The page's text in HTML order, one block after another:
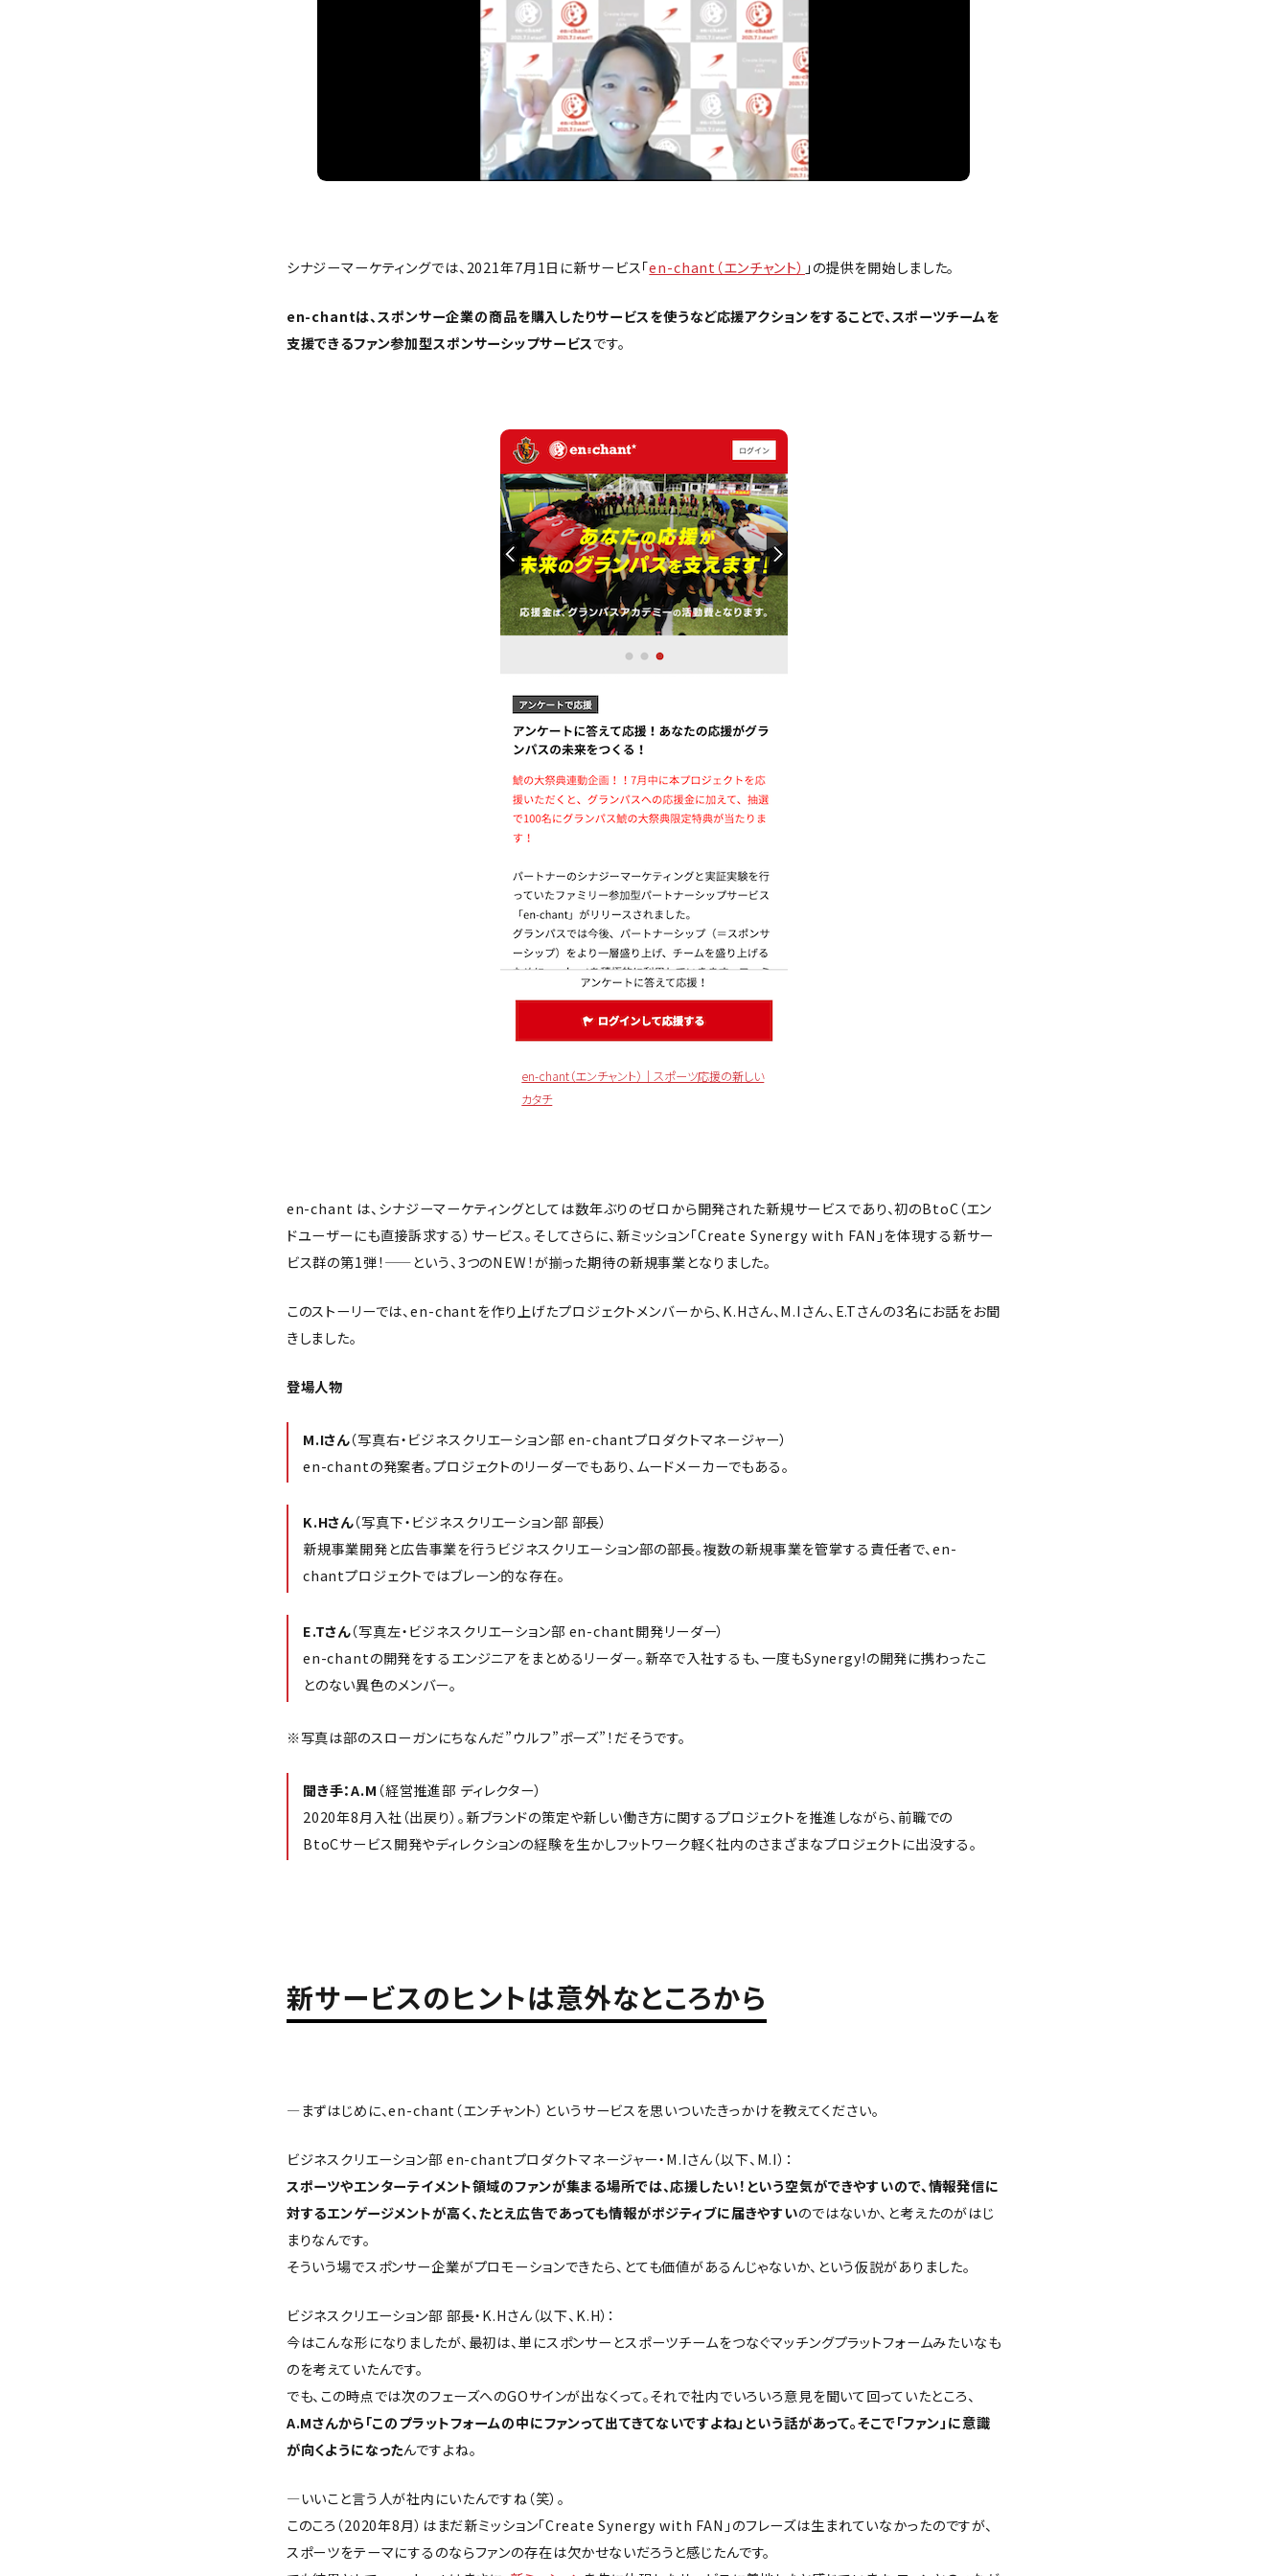
シナジーマーケティングでは、2021年7月1日に新サービス「en-chant（エンチャント） 」の提供を開始しました。
en-chantは、スポンサー企業の商品を購入したりサービスを使うなど応援アクションをすることで、スポーツチームを
支援できるファン参加型スポンサーシップサービスです。
en-chant（エンチャント）｜スポーツ応援の新しい
カタチ
en-chant は、シナジーマーケティングとしては数年ぶりのゼロから開発された新規サービスであり、初のBtoC（エン
ドユーザーにも直接訴求する）サービス。そしてさらに、新ミッション「Create Synergy with FAN」を体現する新サー
ビス群の第1弾！——という、3つのNEW！が揃った期待の新規事業となりました。
このストーリーでは、en-chantを作り上げたプロジェクトメンバーから、K.Hさん、M.Iさん、E.Tさんの3名にお話をお聞
きしました。
登場人物
M.Iさん（写真右・ビジネスクリエーション部 en-chantプロダクトマネージャー）
en-chantの発案者。プロジェクトのリーダーでもあり、ムードメーカーでもある。
K.Hさん（写真下・ビジネスクリエーション部 部長）
新規事業開発と広告事業を行うビジネスクリエーション部の部長。複数の新規事業を管掌する責任者で、en-
chantプロジェクトではブレーン的な存在。
E.Tさん（写真左・ビジネスクリエーション部 en-chant開発リーダー）
en-chantの開発をするエンジニアをまとめるリーダー。新卒で入社するも、一度もSynergy!の開発に携わったこ
とのない異色のメンバー。
※写真は部のスローガンにちなんだ”ウルフ”ポーズ”！だそうです。
聞き手：A.M （経営推進部 ディレクター）
2020年8月入社（出戻り）。新ブランドの策定や新しい働き方に関するプロジェクトを推進しながら、前職での
BtoCサービス開発やディレクションの経験を生かしフットワーク軽く社内のさまざまなプロジェクトに出没する。
新サービスのヒントは意外なところから
—まずはじめに、en-chant（エンチャント）というサービスを思いついたきっかけを教えてください。
ビジネスクリエーション部 en-chantプロダクトマネージャー・M.Iさん（以下、M.I）：
スポーツやエンターテイメント領域のファンが集まる場所では、応援したい！という空気ができやすいので、情報発信に
対するエンゲージメントが高く、たとえ広告であっても情報がポジティブに届きやすいのではないか、と考えたのがはじ
まりなんです。
そういう場でスポンサー企業がプロモーションできたら、とても価値があるんじゃないか、という仮説がありました。
ビジネスクリエーション部 部長・K.Hさん（以下、K.H）：
今はこんな形になりましたが、最初は、単にスポンサーとスポーツチームをつなぐマッチングプラットフォームみたいなも
のを考えていたんです。
でも、この時点では次のフェーズへのGOサインが出なくって。それで社内でいろいろ意見を聞いて回っていたところ、
A.Mさんから「このプラットフォームの中にファンって出てきてないですよね」という話があって。そこで「ファン」に意識
が向くようになったんですよね。
—いいこと言う人が社内にいたんですね（笑）。
このころ（2020年8月）はまだ新ミッション「Create Synergy with FAN」のフレーズは生まれていなかったのですが、
スポーツをテーマにするのならファンの存在は欠かせないだろうと感じたんです。